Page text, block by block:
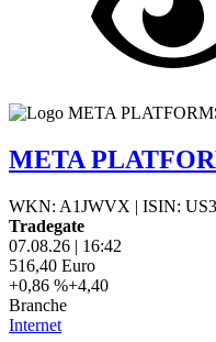
META
WKN: A1JWVX | ISIN:
Tradegate
07.08.26 | 16:42
516,40 Euro
+0,86 %+4,40
Branche
Internet